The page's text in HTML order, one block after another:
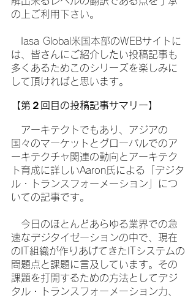
の上ご利用下さい。
Iasa Global米国本部のWEBサイトに
は、皆さんにご紹介したい投稿記事も
多くあるためこのシリーズを楽しみに
して頂ければと思います。
【第２回目の投稿記事サマリー】
アーキテクトでもあり、アジアの
国々のマーケットとグローバルでのア
ーキテクチャ関連の動向とアーキテク
ト育成に詳しいAaron氏による「デジタ
ル・トランスフォーメーション」につ
いての記事です。
今日のほとんどあらゆる業界での急
速なデジタイゼーションの中で、現在
のIT組織が作りあげてきたITシステムの
問題点と課題に言及しています。その
課題を打開するための方法としてデジ
タル・トランスフォーメーション力、